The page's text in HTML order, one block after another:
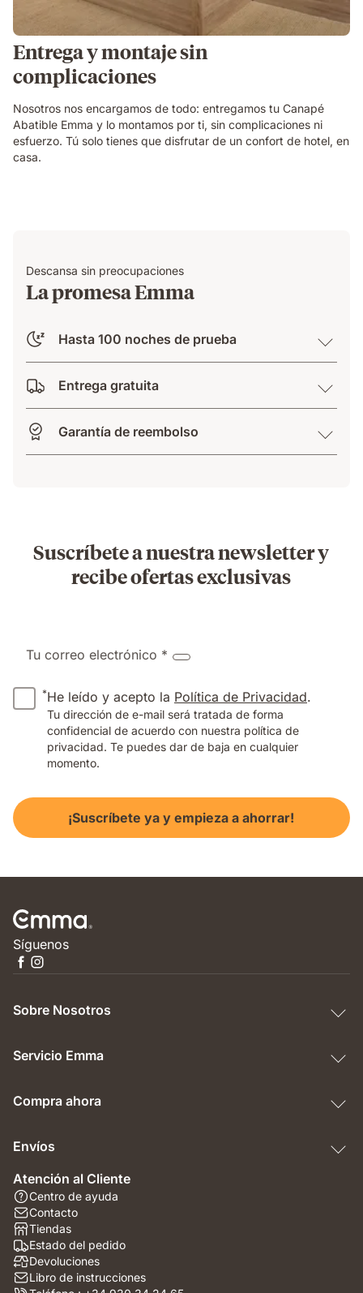
Entrega y montaje sin
complicaciones
Nosotros nos encargamos de todo: entregamos tu Canapé
Abatible Emma y lo montamos por ti, sin complicaciones ni
esfuerzo. Tú solo tienes que disfrutar de un confort de hotel, en
casa.
Descansa sin preocupaciones
La promesa Emma
Hasta 100 noches de prueba
Entrega gratuita
Garantía de reembolso
Suscríbete a nuestra newsletter y
recibe ofertas exclusivas
Tu correo electrónico *
*He leído y acepto la Política de Privacidad.
Tu dirección de e-mail será tratada de forma
confidencial de acuerdo con nuestra política de
privacidad. Te puedes dar de baja en cualquier
momento.
¡Suscríbete ya y empieza a ahorrar!
Síguenos
Sobre Nosotros
Servicio Emma
Compra ahora
Envíos
Atención al Cliente
Centro de ayuda
Contacto
Tiendas
Estado del pedido
Devoluciones
Libro de instrucciones